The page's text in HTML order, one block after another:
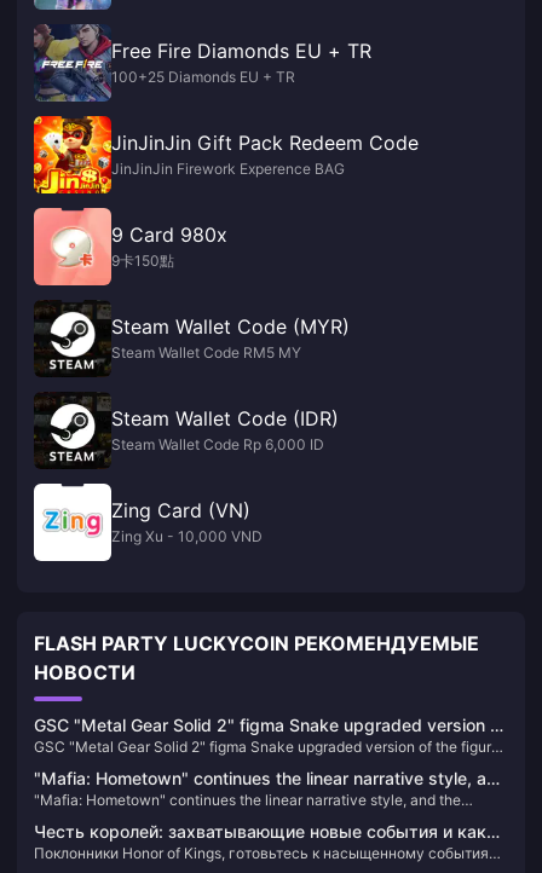
Free Fire Diamonds EU + TR
100+25 Diamonds EU + TR
JinJinJin Gift Pack Redeem Code
JinJinJin Firework Experence BAG
9 Card 980x
9卡150點
Steam Wallet Code (MYR)
Steam Wallet Code RM5 MY
Steam Wallet Code (IDR)
Steam Wallet Code Rp 6,000 ID
Zing Card (VN)
Zing Xu - 10,000 VND
FLASH PARTY LUCKYCOIN РЕКОМЕНДУЕМЫЕ
НОВОСТИ
GSC "Metal Gear Solid 2" figma Snake upgraded version of
the figure is now available for order
GSC "Metal Gear Solid 2" figma Snake upgraded version of the figure
"Mafia: Hometown" continues the linear narrative style, and
the experience is closer to "Mafia 1&2"
"Mafia: Hometown" continues the linear narrative style, and the
Честь королей: захватывающие новые события и как
легко пополнить счет!
Поклонники Honor of Kings, готовьтесь к насыщенному событиями